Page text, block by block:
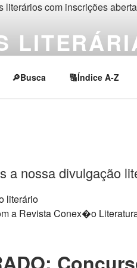
🔎Busca 🔠Índice A-Z
a nossa divulgação
literário